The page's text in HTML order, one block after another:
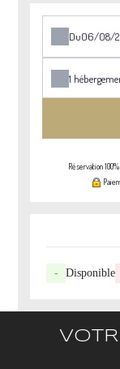
Du
1
Réservation
- Disponible